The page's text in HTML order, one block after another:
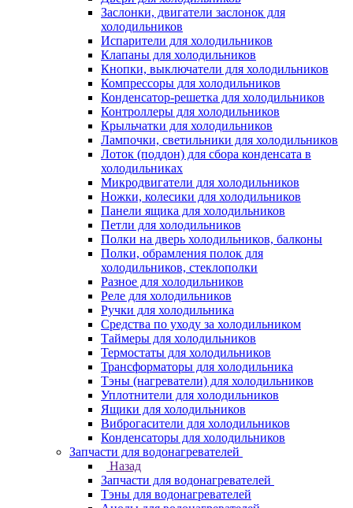
Заслонки, двигатели заслонок для
холодильников
Испарители для холодильников
Клапаны для холодильников
Кнопки, выключатели для холодильников
Компрессоры для холодильников
Конденсатор-решетка для холодильников
Контроллеры для холодильников
Крыльчатки для холодильников
Лампочки, светильники для холодильников
Лоток (поддон) для сбора конденсата в
холодильниках
Микродвигатели для холодильников
Ножки, колесики для холодильников
Панели ящика для холодильников
Петли для холодильников
Полки на дверь холодильников, балконы
Полки, обрамления полок для
холодильников, стеклополки
Разное для холодильников
Реле для холодильников
Ручки для холодильника
Средства по уходу за холодильником
Таймеры для холодильников
Термостаты для холодильников
Трансформаторы для холодильника
Тэны (нагреватели) для холодильников
Уплотнители для холодильников
Ящики для холодильников
Виброгасители для холодильников
Конденсаторы для холодильников
Запчасти для водонагревателей
Назад
Запчасти для водонагревателей
Тэны для водонагревателей